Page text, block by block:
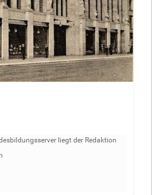
liegt der Redaktion